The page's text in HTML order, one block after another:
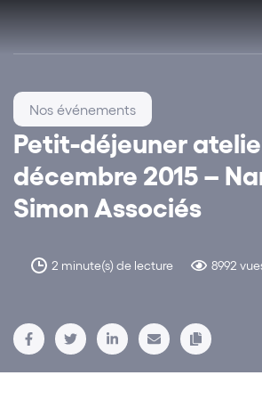
Petit-déjeuner
décembre 2015 –
Simon Associés
2 minute(s) de lecture 8992
Nos événements